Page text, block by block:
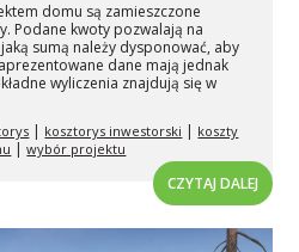
domu są zamieszczone
Podane kwoty pozwalają na
sumą należy dysponować, aby
dane mają jednak
wyliczenia znajdują się w
| kosztorys inwestorski | koszty
|wybór projektu
CZYTAJ DALEJ